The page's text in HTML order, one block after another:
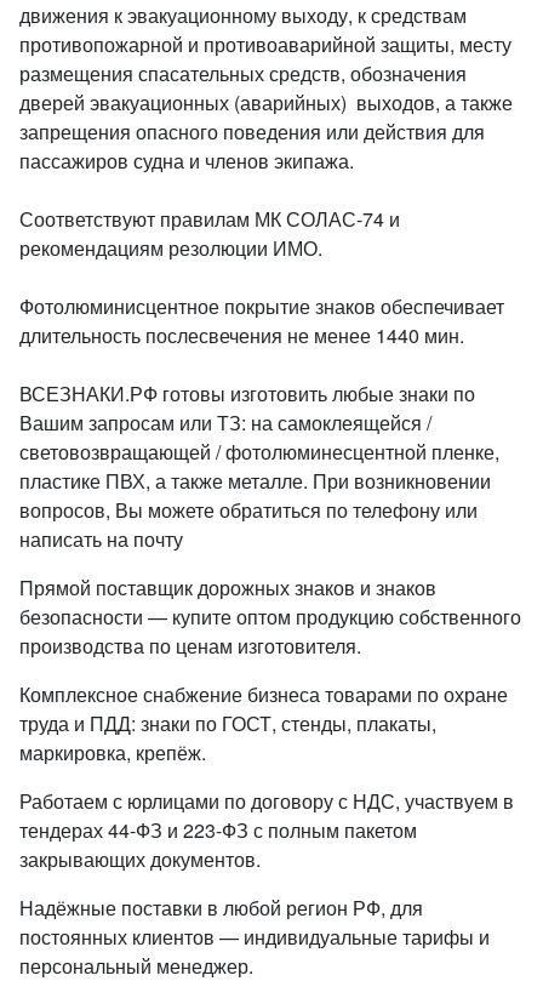
движения к эвакуационному выходу, к средствам
противопожарной и противоаварийной защиты, месту
размещения спасательных средств, обозначения
дверей эвакуационных (аварийных) выходов, а также
запрещения опасного поведения или действия для
пассажиров судна и членов экипажа.
Соответствуют правилам МК СОЛАС-74 и
рекомендациям резолюции ИМО.
Фотолюминисцентное покрытие знаков обеспечивает
длительность послесвечения не менее 1440 мин.
ВСЕЗНАКИ.РФ готовы изготовить любые знаки по
Вашим запросам или ТЗ: на самоклеящейся /
световозвращающей / фотолюминесцентной пленке,
пластике ПВХ, а также металле. При возникновении
вопросов, Вы можете обратиться по телефону или
написать на почту
Прямой поставщик дорожных знаков и знаков
безопасности — купите оптом продукцию собственного
производства по ценам изготовителя.
Комплексное снабжение бизнеса товарами по охране
труда и ПДД: знаки по ГОСТ, стенды, плакаты,
маркировка, крепёж.
Работаем с юрлицами по договору с НДС, участвуем в
тендерах 44-ФЗ и 223-ФЗ с полным пакетом
закрывающих документов.
Надёжные поставки в любой регион РФ, для
постоянных клиентов — индивидуальные тарифы и
персональный менеджер.